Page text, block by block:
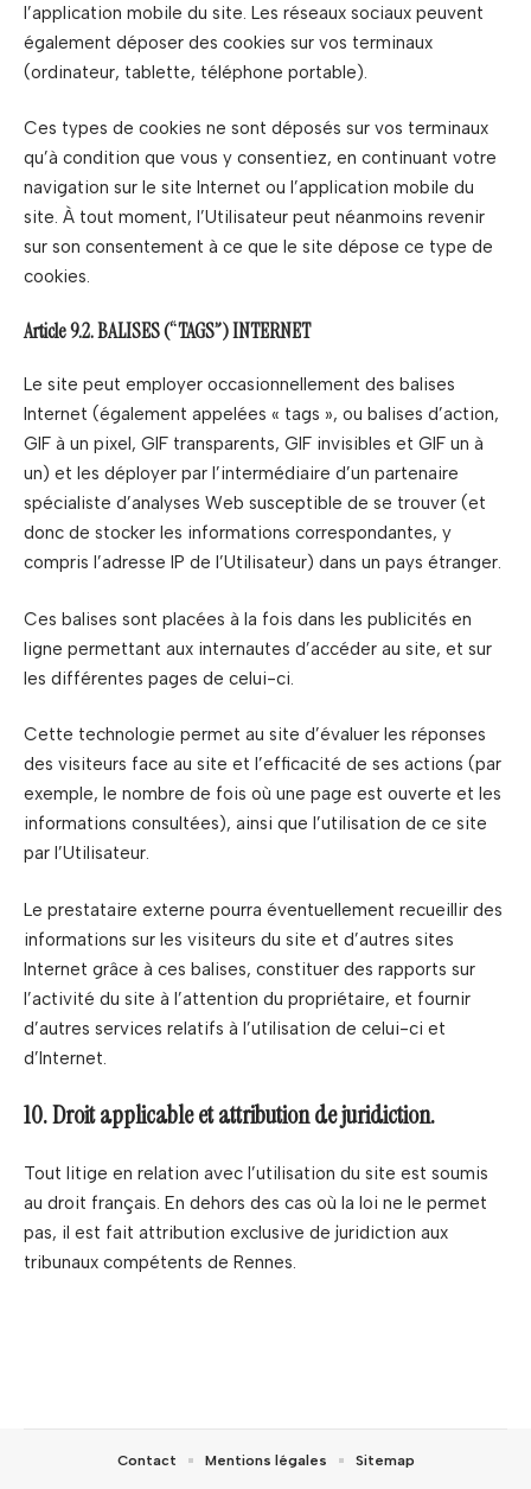
l’application mobile du site. Les réseaux sociaux peuvent
également déposer des cookies sur vos terminaux
(ordinateur, tablette, téléphone portable).
Ces types de cookies ne sont déposés sur vos terminaux
qu’à condition que vous y consentiez, en continuant votre
navigation sur le site Internet ou l’application mobile du
site. À tout moment, l’Utilisateur peut néanmoins revenir
sur son consentement à ce que le site dépose ce type de
cookies.
Article 9.2. BALISES (“TAGS”) INTERNET
Le site peut employer occasionnellement des balises
Internet (également appelées « tags », ou balises d’action,
GIF à un pixel, GIF transparents, GIF invisibles et GIF un à
un) et les déployer par l’intermédiaire d’un partenaire
spécialiste d’analyses Web susceptible de se trouver (et
donc de stocker les informations correspondantes, y
compris l’adresse IP de l’Utilisateur) dans un pays étranger.
Ces balises sont placées à la fois dans les publicités en
ligne permettant aux internautes d’accéder au site, et sur
les différentes pages de celui-ci.
Cette technologie permet au site d’évaluer les réponses
des visiteurs face au site et l’efficacité de ses actions (par
exemple, le nombre de fois où une page est ouverte et les
informations consultées), ainsi que l’utilisation de ce site
par l’Utilisateur.
Le prestataire externe pourra éventuellement recueillir des
informations sur les visiteurs du site et d’autres sites
Internet grâce à ces balises, constituer des rapports sur
l’activité du site à l’attention du propriétaire, et fournir
d’autres services relatifs à l’utilisation de celui-ci et
d’Internet.
10. Droit applicable et attribution de juridiction.
Tout litige en relation avec l’utilisation du site est soumis
au droit français. En dehors des cas où la loi ne le permet
pas, il est fait attribution exclusive de juridiction aux
tribunaux compétents de Rennes.
Contact Mentions légales Sitemap